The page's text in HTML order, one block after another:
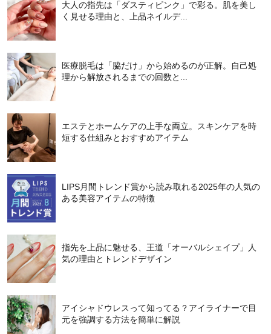
大人の指先は「ダスティピンク」で彩る。肌を美し
く見せる理由と、上品ネイルデ...
医療脱毛は「脇だけ」から始めるのが正解。自己処
理から解放されるまでの回数と...
エステとホームケアの上手な両立。スキンケアを時
短する仕組みとおすすめアイテム
LIPS月間トレンド賞から読み取れる2025年の人気の
ある美容アイテムの特徴
指先を上品に魅せる、王道「オーバルシェイプ」人
気の理由とトレンドデザイン
アイシャドウレスって知ってる？アイライナーで目
元を強調する方法を簡単に解説